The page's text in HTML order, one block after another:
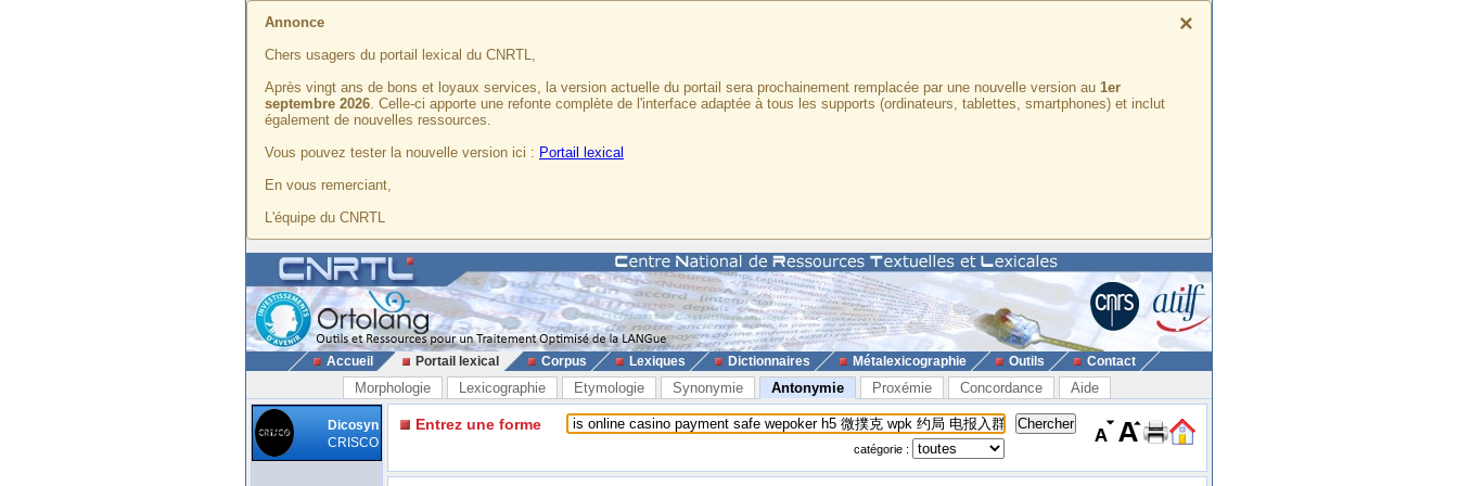
×
Annonce
Chers usagers du portail lexical du CNRTL,
Après vingt ans de bons et loyaux services, la version actuelle du portail sera prochainement remplacée par une nouvelle version au 1er
septembre 2026. Celle-ci apporte une refonte complète de l'interface adaptée à tous les supports (ordinateurs, tablettes, smartphones) et inclut
également de nouvelles ressources.
Vous pouvez tester la nouvelle version ici : Portail lexical
En vous remerciant,
L'équipe du CNRTL
Accueil Portail lexical Corpus Lexiques Dictionnaires Métalexicographie Outils Contact
Morphologie Lexicographie Etymologie Synonymie Antonymie Proxémie Concordance Aide
Dicosyn
CRISCO
Entrez une forme
catégorie :